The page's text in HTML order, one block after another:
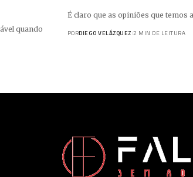
quando
É claro que as opiniões que temos
PORDIEGO VELÁZQUEZ 2 MIN DE LEITURA